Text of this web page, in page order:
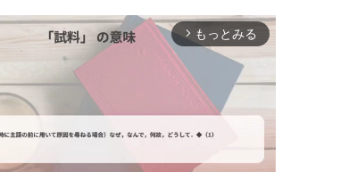
arrow_forward_ios もっとみる